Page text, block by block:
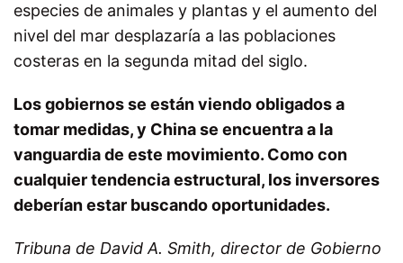
especies de animales y plantas y el aumento del
nivel del mar desplazaría a las poblaciones
costeras en la segunda mitad del siglo.
Los gobiernos se están viendo obligados a
tomar medidas, y China se encuentra a la
vanguardia de este movimiento. Como con
cualquier tendencia estructural, los inversores
deberían estar buscando oportunidades.
Tribuna de David A. Smith, director de Gobierno